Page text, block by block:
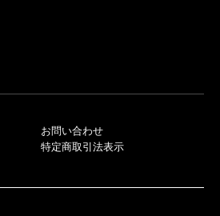
お問い合わせ
特定商取引法表示